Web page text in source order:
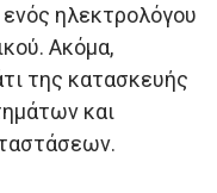
ενός ηλεκτρολόγου
Ακόμα,
της κατασκευής
και